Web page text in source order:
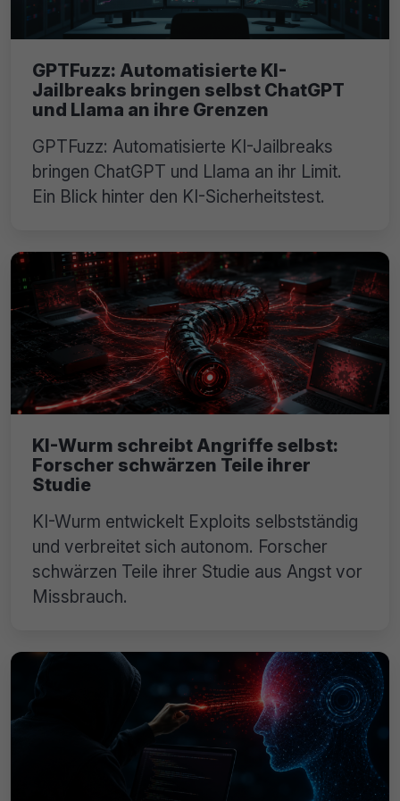
GPTFuzz: Automatisierte KI-
Jailbreaks bringen selbst ChatGPT
und Llama an ihre Grenzen
GPTFuzz: Automatisierte KI-Jailbreaks
bringen ChatGPT und Llama an ihr Limit.
Ein Blick hinter den KI-Sicherheitstest.
KI-Wurm schreibt Angriffe selbst:
Forscher schwärzen Teile ihrer
Studie
KI-Wurm entwickelt Exploits selbstständig
und verbreitet sich autonom. Forscher
schwärzen Teile ihrer Studie aus Angst vor
Missbrauch.